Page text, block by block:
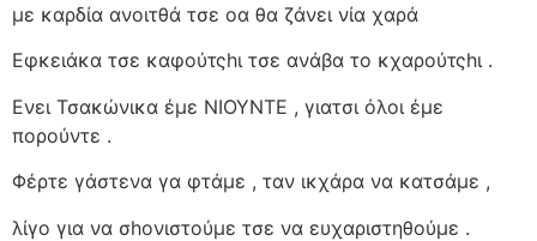
με καρδία ανοιτθά τσε οα θα ζάνει νία χαρά
Εφκειάκα τσε καφούτςhι τσε ανάβα το κχαρούτςhι .
Ενει Τσακώνικα έμε ΝΙΟΥΝΤΕ , γιατσι όλοι έμε
πορούντε .
Φέρτε γάστενα γα φτάμε , ταν ικχάρα να κατσάμε ,
λίγο για να σhονιστούμε τσε να ευχαριστηθούμε .